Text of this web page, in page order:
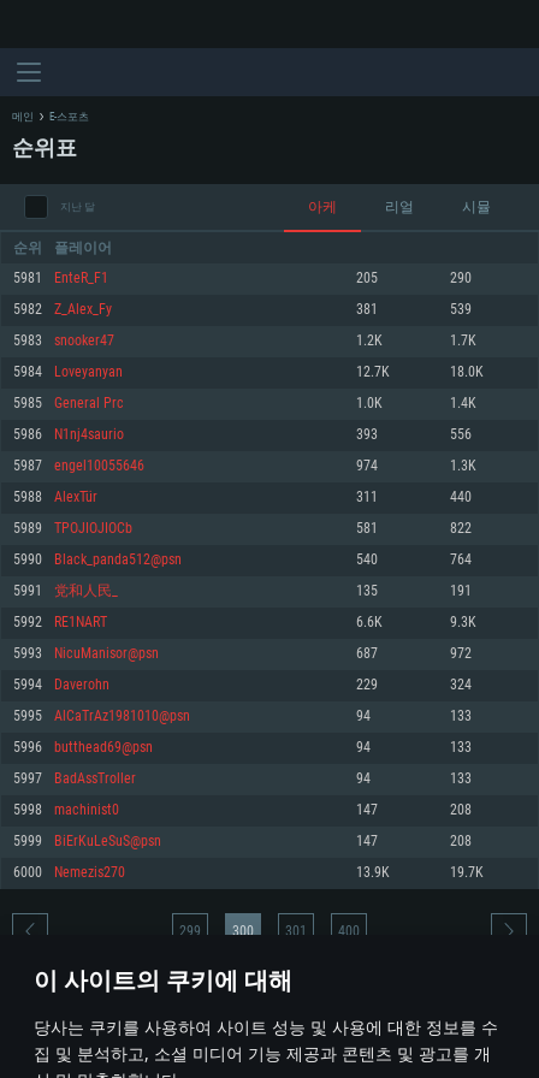
이 사이트의 쿠키에 대해
당사는 쿠키를 사용하여 사이트 성능 및 사용에 대한 정보를 수
집 및 분석하고, 소셜 미디어 기능 제공과 콘텐츠 및 광고를 개
최소사양
운영체제: Windows 10 (64 bit)
프로세서: 2.2 GHz 듀얼코어 이상
메모리: 4GB
그래픽 카드: DirectX 11 이상을 지원하는 AMD Radeon 77XX / NVIDIA
GeForce GT 660. 최소 사양 해상도: 720p
네트워크: 브로드밴드 인터넷
여유 저장 공간: 22.1 GB (최소 클라이언트)
권장 사양
570 혹은 그 이상
여유 저장 공간: 62.2 GB (전체 클라이언트)
최소사양
운영체제: Mac OS Big Sur 11.0
프로세서: 최소 2.2 GHz의 Core i5 (Intel Xeon 은 지원하지 않습니다)
메모리: 6 GB
그래픽 카드: Metal 을 지원하는 Intel Iris Pro 5200 (Mac), 혹은 이와 비슷한 성
능을 가지는 Mac 버전의 AMD/Nvidia. 최소 해상도: 720p
네트워크: 브로드밴드 인터넷
여유 저장 공간: 22.1 GB (최소 클라이언트)
권장 사양
네트워크: 브로드밴드 인터넷
여유 저장 공간: 62.2 GB (전체 클라이언트)
최소사양
운영체제: 64bit Linux 중 최신 버전
프로세서: 2.4 GHz 듀얼코어
메모리: 4 GB
그래픽 카드: Vulkan 을 지원하고, 최신 그래픽 드라이버를 지원하는 NVIDIA
660 (6개월 미만) 혹은 그와 동급의 성능을 가지며 최신 그래픽 드라이버를 지
원하는 AMD (6개월 미만; 최소사양 지원 해상도 720p)
네트워크: 브로드밴드 인터넷
여유 저장 공간: 22.1 GB (최소 클라이언트)
권장 사양
운영체제: Ubuntu 20.04 64bit
프로세서: Intel Core i7
메모리: 16 GB
그래픽 카드: Vulkan 을 지원하고, 최신 그래픽 드라이버를 지원하는 NVIDIA
1060 (6개월 미만) 혹은 그와 동급의 성능을 가지며 최신 그래픽 드라이버를
지원하는 AMD RX 570 (6개월 미만; 최소사양 지원 해상도 720p) 이상
여유 저장 공간: 62.2 GB (전체 클라이언트)
메인 E-스포츠
순위표
지난 달 아케 리얼 시뮬
순위 플레이어
5981 EnteR_F1 205 290
5982 Z_Alex_Fy 381 539
5983 snooker47 1.2K 1.7K
5984 Loveyanyan 12.7K 18.0K
5985 General Prc 1.0K 1.4K
5986 N1nj4saurio 393 556
5987 engel10055646 974 1.3K
5988 AlexTür 311 440
5989 TPOJIOJIOCb 581 822
5990 Black_panda512@psn 540 764
5991 党和人民_ 135 191
5992 RE1NART 6.6K 9.3K
5993 NicuManisor@psn 687 972
5994 Daverohn 229 324
5995 AlCaTrAz1981010@psn 94 133
5996 butthead69@psn 94 133
5997 BadAssTroller 94 133
5998 machinist0 147 208
5999 BiErKuLeSuS@psn 147 208
6000 Nemezis270 13.9K 19.7K
* 순위표는 매일 1회 갱신됩니다
299 300 301 400